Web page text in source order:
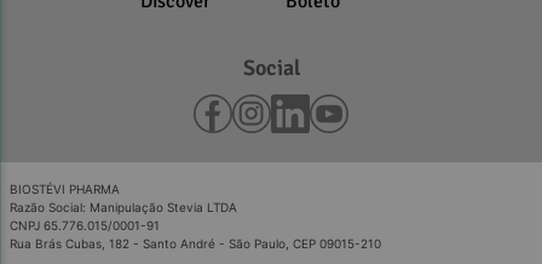
Social
BIOSTÉVI PHARMA
Razão Social: Manipulação Stevia LTDA
CNPJ 65.776.015/0001-91
Rua Brás Cubas, 182 - Santo André - São Paulo, CEP 09015-210